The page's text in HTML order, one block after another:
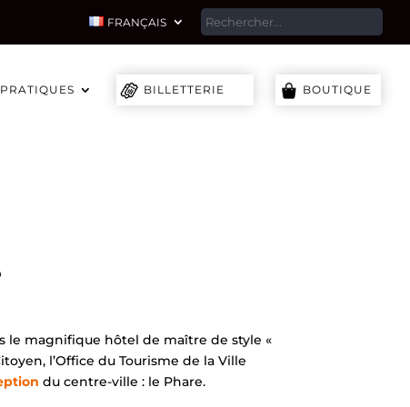
FRANÇAIS
BILLETTERIE BOUTIQUE
le magnifique hôtel de maître de style «
l’Office du Tourisme de la Ville
du centre-ville : le Phare.